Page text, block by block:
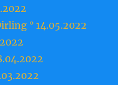
° 14.05.2022